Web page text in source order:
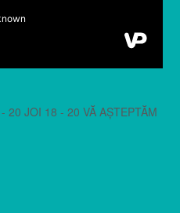
20 JOI 18 - 20 VĂ AȘTEPTĂM